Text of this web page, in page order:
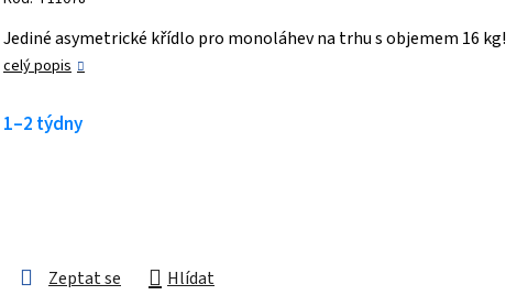
0,0
z 5
Jediné asymetrické křídlo pro monoláhev na trhu s objemem 16 kg!
celý popis
1–2 týdny
Zeptat se Hlídat